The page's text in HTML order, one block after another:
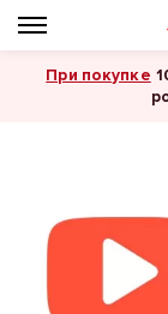
При покупке